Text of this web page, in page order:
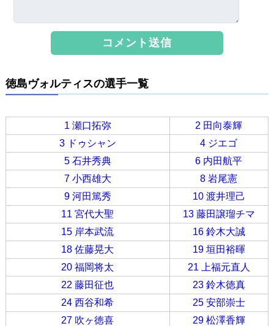
徳島ヴォルティスの選手一覧
1 瀬口拓弥
2 田向泰輝
3 ドゥシャン
4 ジエゴ
5 石井秀典
6 内田航平
7 小西雄大
8 岩尾憲
9 河田篤秀
10 渡井理己
11 宮代大聖
13 藤田譲瑠チマ
15 岸本武流
16 鈴木大誠
18 佐藤晃大
19 垣田裕暉
20 福岡将太
21 上福元直人
22 藤田征也
23 鈴木徳真
24 西谷和希
25 安部崇士
27 吹ヶ徳喜
29 松澤香輝